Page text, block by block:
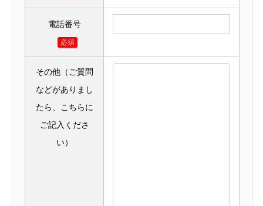
電話番号
必須
その他（ご質問
などがありまし
たら、こちらに
ご記入くださ
い）